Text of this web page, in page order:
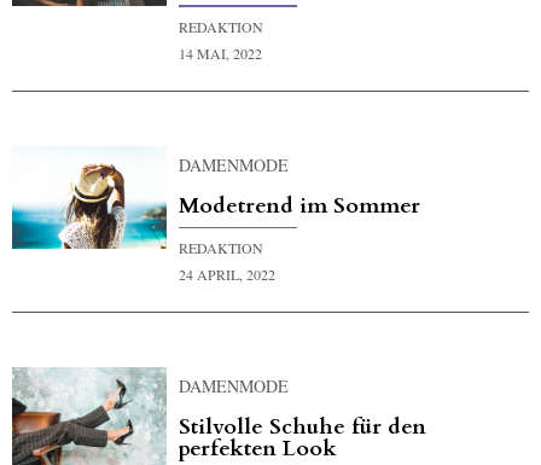
REDAKTION
14 MAI, 2022
DAMENMODE
Modetrend im Sommer
REDAKTION
24 APRIL, 2022
DAMENMODE
Stilvolle Schuhe für den
perfekten Look